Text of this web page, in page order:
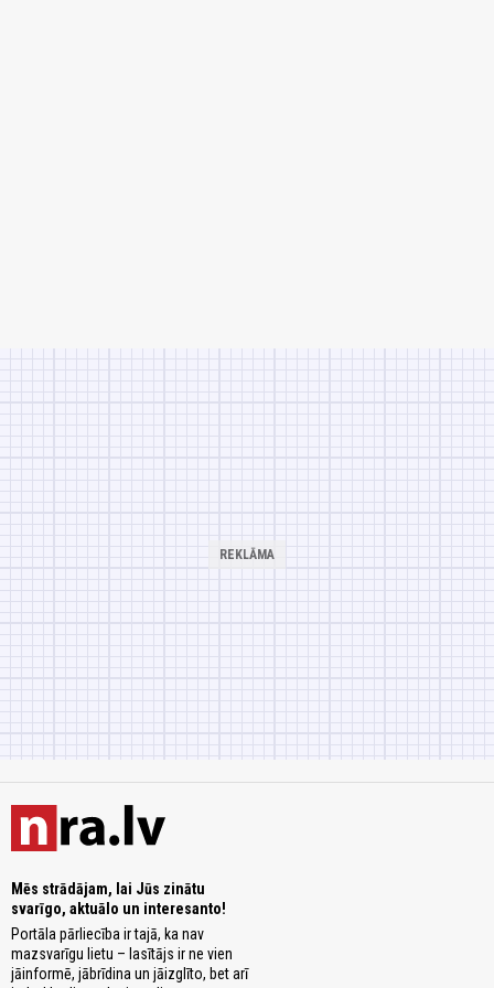
Mēs strādājam, lai Jūs zinātu
svarīgo, aktuālo un interesanto!
Portāla pārliecība ir tajā, ka nav
mazsvarīgu lietu – lasītājs ir ne vien
jāinformē, jābrīdina un jāizglīto, bet arī